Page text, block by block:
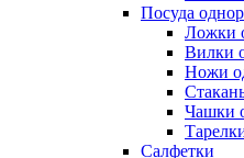
Посуда
Ложки
Вилки
Ножи
Чашки
Салфетки